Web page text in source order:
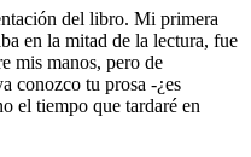
del libro. Mi primera
en la mitad de la lectura, fue
mis manos, pero de
conozco tu prosa -¿es
el tiempo que tardaré en